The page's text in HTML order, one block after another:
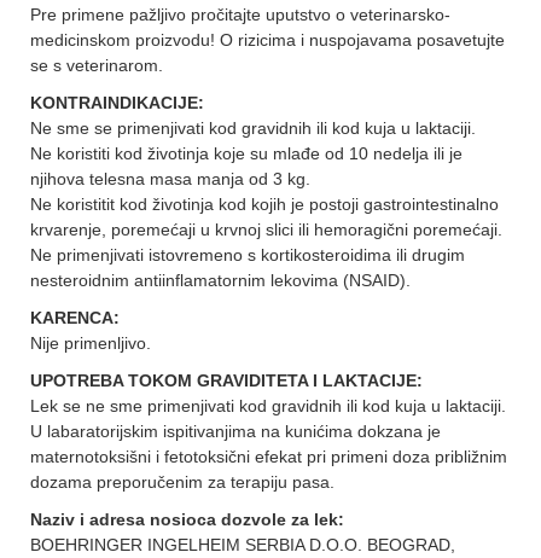
Pre primene pažljivo pročitajte uputstvo o veterinarsko-
medicinskom proizvodu! O rizicima i nuspojavama posavetujte
se s veterinarom
KONTRAINDIKACIJE:
Ne sme se primenjivati kod gravidnih ili kod kuja u laktaciji.
Ne koristiti kod životinja koje su mlađe od 10 nedelja ili je
njihova telesna masa manja od 3 kg.
Ne koristitit kod životinja kod kojih je postoji gastrointestinalno
krvarenje, poremećaji u krvnoj slici ili hemoragični poremećaji.
Ne primenjivati istovremeno s kortikosteroidima ili drugim
nesteroidnim antiinflamatornim lekovima (NSAID).
KARENCA:
Nije primenljivo.
UPOTREBA TOKOM GRAVIDITETA I LAKTACIJE:
Lek se ne sme primenjivati kod gravidnih ili kod kuja u laktaciji.
U labaratorijskim ispitivanjima na kunićima dokzana je
maternotoksišni i fetotoksični efekat pri primeni doza približnim
dozama preporučenim za terapiju pasa.
Naziv i adresa nosioca dozvole za lek:
BOEHRINGER INGELHEIM SERBIA D.O.O. BEOGRAD,